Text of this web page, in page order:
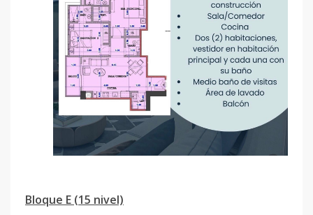
Bloque E (15 nivel)